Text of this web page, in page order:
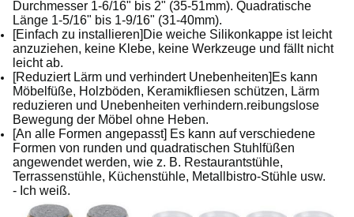
Durchmesser 1-6/16" bis 2" (35-51mm). Quadratische
Länge 1-5/16" bis 1-9/16" (31-40mm).
[Einfach zu installieren]Die weiche Silikonkappe ist leicht
anzuziehen, keine Klebe, keine Werkzeuge und fällt nicht
leicht ab.
[Reduziert Lärm und verhindert Unebenheiten]Es kann
Möbelfüße, Holzböden, Keramikfliesen schützen, Lärm
reduzieren und Unebenheiten verhindern.reibungslose
Bewegung der Möbel ohne Heben.
[An alle Formen angepasst] Es kann auf verschiedene
Formen von runden und quadratischen Stuhlfüßen
angewendet werden, wie z. B. Restaurantstühle,
Terrassenstühle, Küchenstühle, Metallbistro-Stühle usw.
- Ich weiß.